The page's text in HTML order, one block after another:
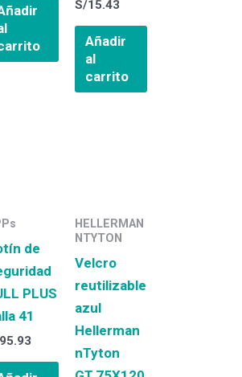
S/15.43
Añadir
al
carrito
de
PLUS
41
HELLERMAN
NTYTON
Velcro
reutilizable
azul
Hellerman
nTyton